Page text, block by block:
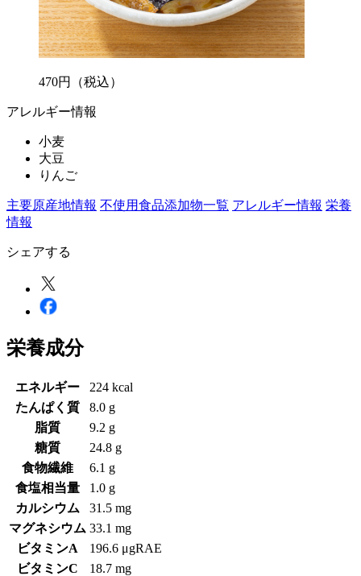
470円 （税込）
アレルギー情報
小麦
大豆
りんご
主要原産地情報 不使用食品添加物一覧 アレルギー情報 栄養
情報
シェアする
栄養成分
エネルギー
224 kcal
たんぱく質
8.0 g
脂質
9.2 g
糖質
24.8 g
食物繊維
6.1 g
食塩相当量
1.0 g
カルシウム
31.5 mg
マグネシウム 33.1 mg
ビタミンA
196.6 μgRAE
ビタミンC
18.7 mg